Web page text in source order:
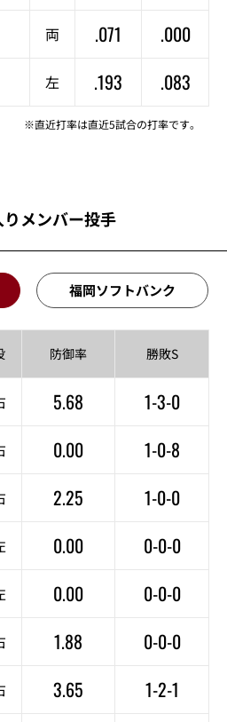
両 .071 .000
左 .193 .083
※直近打率は直近5試合の打率です。
メンバー投手
福岡ソフトバンク
防御率 勝敗S
5.68 1-3-0
0.00 1-0-8
2.25 1-0-0
0.00 0-0-0
0.00 0-0-0
1.88 0-0-0
3.65 1-2-1